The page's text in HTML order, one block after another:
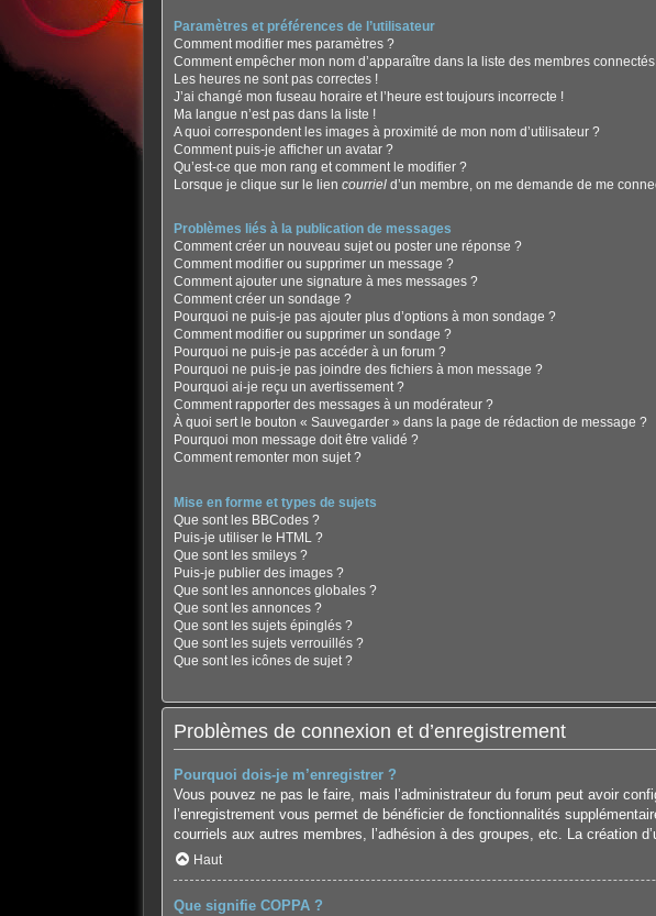
Paramètres et préférences de l’utilisateur
Comment modifier mes paramètres ?
Comment empêcher mon nom d’apparaître dans la liste des membres
Les heures ne sont pas correctes !
J’ai changé mon fuseau horaire et l’heure est toujours incorrecte !
Ma langue n’est pas dans la liste !
A quoi correspondent les images à proximité de mon nom d’utilisateur ?
Comment puis-je afficher un avatar ?
Qu’est-ce que mon rang et comment le modifier ?
Lorsque je clique sur le lien courrield’un membre, on me demande de me
Problèmes liés à la publication de messages
Comment créer un nouveau sujet ou poster une réponse ?
Comment modifier ou supprimer un message ?
Comment ajouter une signature à mes messages ?
Comment créer un sondage ?
Pourquoi ne puis-je pas ajouter plus d’options à mon sondage ?
Comment modifier ou supprimer un sondage ?
Pourquoi ne puis-je pas accéder à un forum ?
Pourquoi ne puis-je pas joindre des fichiers à mon message ?
Pourquoi ai-je reçu un avertissement ?
Comment rapporter des messages à un modérateur ?
À quoi sert le bouton « Sauvegarder » dans la page de rédaction de message ?
Pourquoi mon message doit être validé ?
Comment remonter mon sujet ?
Mise en forme et types de sujets
Que sont les BBCodes ?
Puis-je utiliser le HTML ?
Que sont les smileys ?
Puis-je publier des images ?
Que sont les annonces globales ?
Que sont les annonces ?
Que sont les sujets épinglés ?
Que sont les sujets verrouillés ?
Que sont les icônes de sujet ?
Problèmes de connexion et d’enregistrement
Pourquoi dois-je m’enregistrer ?
Vous pouvez ne pas le faire, mais l’administrateur du forum peut avoir
l’enregistrement vous permet de bénéficier de fonctionnalités
courriels aux autres membres, l’adhésion à des groupes, etc. La création
Haut
Que signifie COPPA ?